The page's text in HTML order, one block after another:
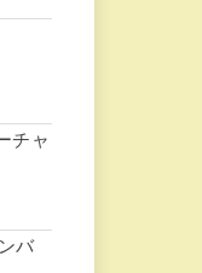
チャ
バ